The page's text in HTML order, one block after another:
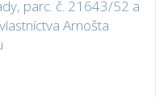
parc. č. 21643/52 a
Arnošta